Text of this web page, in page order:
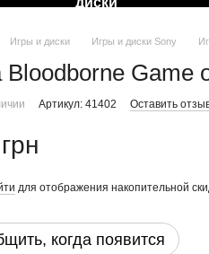
Игры и диски Игры и диски Sony
Bloodborne Game
Артикул: 41402 Оставить
для отображения накопительной
когда появится